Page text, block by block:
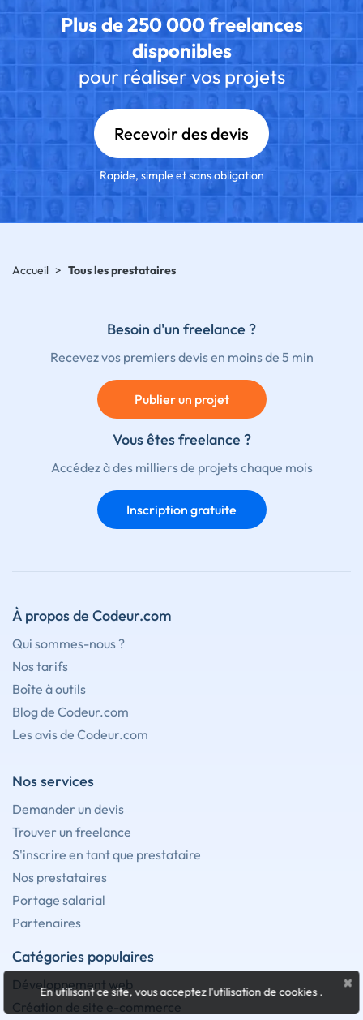
Plus de 250 000 freelances
disponibles
pour réaliser vos projets
Recevoir des devis
Rapide, simple et sans obligation
Accueil > Tous les prestataires
Besoin d'un freelance ?
Recevez vos premiers devis en moins de 5 min
Publier un projet
Vous êtes freelance ?
Accédez à des milliers de projets chaque mois
Inscription gratuite
À propos de Codeur.com
Qui sommes-nous ?
Nos tarifs
Boîte à outils
Blog de Codeur.com
Les avis de Codeur.com
Nos services
Demander un devis
Trouver un freelance
S'inscrire en tant que prestataire
Nos prestataires
Portage salarial
Partenaires
Catégories populaires
Développement web
Création de site e-commerce
×
En utilisant ce site, vous acceptez l'utilisation de cookies.